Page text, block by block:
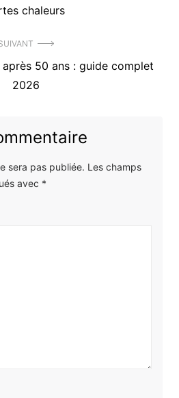
chaleurs
après 50 ans : guide complet
2026
sera pas publiée. Les champs
avec *